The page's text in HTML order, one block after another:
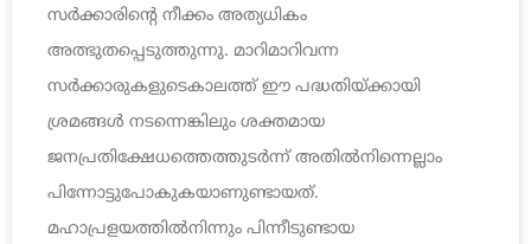
സര്‍ക്കാരിന്‍റെ നീക്കം അത്യധികം
അത്ഭുതപ്പെടുത്തുന്നു. മാറിമാറിവന്ന
സര്‍ക്കാരുകളുടെകാലത്ത് ഈ പദ്ധതിയ്ക്കായി
ശ്രമങ്ങള്‍ നടന്നെങ്കിലും ശക്തമായ
ജനപ്രതിക്ഷേധത്തെത്തുടര്‍ന്ന് അതില്‍നിന്നെല്ലാം
പിന്നോട്ടുപോകുകയാണുണ്ടായത്.
മഹാപ്രളയത്തില്‍നിന്നും പിന്നീടുണ്ടായ